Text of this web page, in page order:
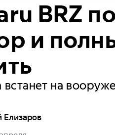
BRZ
и
встанет на
Елизаров